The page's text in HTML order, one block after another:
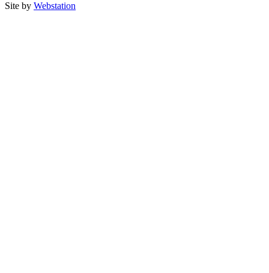
Site by Webstation